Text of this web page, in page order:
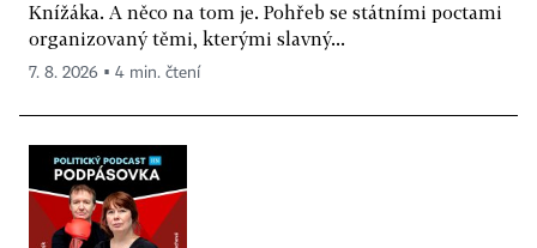
Knížáka. A něco na tom je. Pohřeb se státními poctami
organizovaný těmi, kterými slavný...
7. 8. 2026 ▪ 4 min. čtení